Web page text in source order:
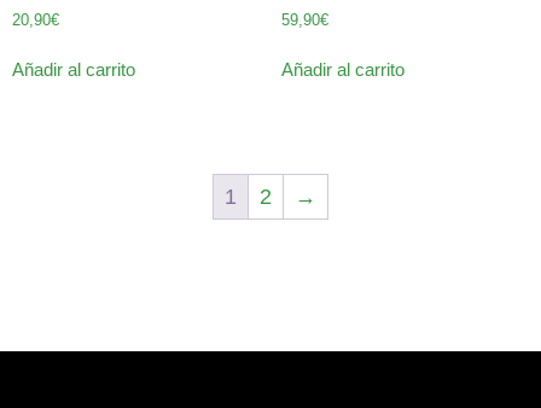
20,90€
Añadir al carrito
59,90€
Añadir al carrito
1 2 →